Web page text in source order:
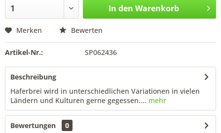
In den Warenkorb
Merken Bewerten
Artikel-Nr.: SP062436
Beschreibung
Haferbrei wird in unterschiedlichen Variationen in vielen
Ländern und Kulturen gerne gegessen.... mehr
Bewertungen
0